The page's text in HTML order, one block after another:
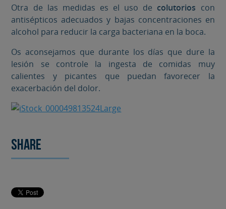
Otra de las medidas es el uso de colutorios con
antisépticos adecuados y bajas concentraciones en
alcohol para reducir la carga bacteriana en la boca.
Os aconsejamos que durante los días que dure la
lesión se controle la ingesta de comidas muy
calientes y picantes que puedan favorecer la
exacerbación del dolor.
Share